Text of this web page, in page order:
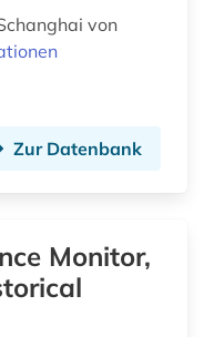
von
Zur Datenbank
Monitor,